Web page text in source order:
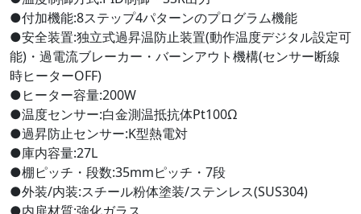
●付加機能:8ステップ4パターンのプログラム機能
●安全装置:独立式過昇温防止装置(動作温度デジタル設定可
能)・過電流ブレーカー・バーンアウト機構(センサー断線
時ヒーターOFF)
●ヒーター容量:200W
●温度センサー:白金測温抵抗体Pt100Ω
●過昇防止センサー:K型熱電対
●庫内容量:27L
●棚ピッチ・段数:35mmピッチ・7段
●外装/内装:スチール粉体塗装/ステンレス(SUS304)